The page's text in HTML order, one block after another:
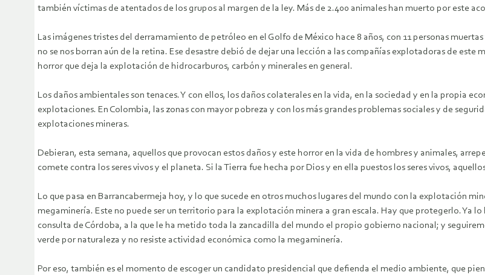
también víctimas de atentados de los grupos al margen de la ley. Más de 2.400 animales han muerto por este
Las imágenes tristes del derramamiento de petróleo en el Golfo de México hace 8 años, con 11 personas
no se nos borran aún de la retina. Ese desastre debió de dejar una lección a las compañías explotadoras de este
horror que deja la explotación de hidrocarburos, carbón y minerales en general.
Los daños ambientales son tenaces. Y con ellos, los daños colaterales en la vida, en la sociedad y en la propia
explotaciones. En Colombia, las zonas con mayor pobreza y con los más grandes problemas sociales y de
explotaciones mineras.
Debieran, esta semana, aquellos que provocan estos daños y este horror en la vida de hombres y animales,
comete contra los seres vivos y el planeta. Si la Tierra fue hecha por Dios y en ella puestos los seres vivos,
Lo que pasa en Barrancabermeja hoy, y lo que sucede en otros muchos lugares del mundo con la explotación
megaminería. Este no puede ser un territorio para la explotación minera a gran escala. Hay que protegerlo. Ya
consulta de Córdoba, a la que le ha metido toda la zancadilla del mundo el propio gobierno nacional; y
verde por naturaleza y no resiste actividad económica como la megaminería.
Por eso, también es el momento de escoger un candidato presidencial que defienda el medio ambiente, que